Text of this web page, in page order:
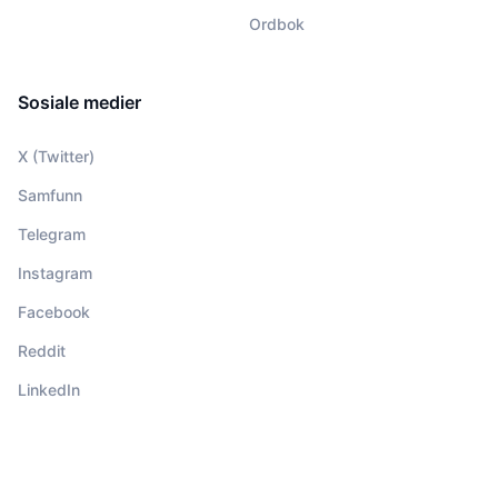
Ordbok
Sosiale medier
X (Twitter)
Samfunn
Telegram
Instagram
Facebook
Reddit
LinkedIn